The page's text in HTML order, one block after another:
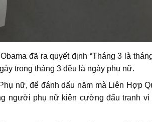
đã ra quyết định “Tháng 3 là
trong tháng 3 đều là ngày phụ nữ.
nữ, để đánh dấu năm mà Liên Hợp
người phụ nữ kiên cường đấu tranh vì